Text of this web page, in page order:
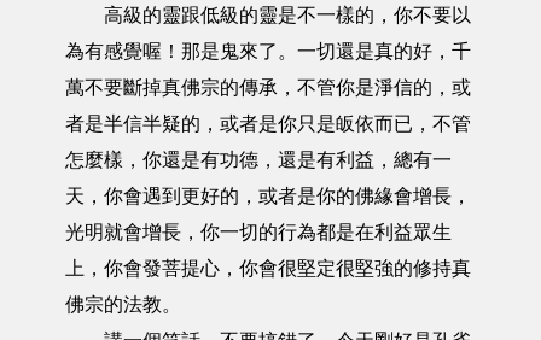
高級的靈跟低級的靈是不一樣的，你不要以
為有感覺喔！那是鬼來了。一切還是真的好，千
萬不要斷掉真佛宗的傳承，不管你是淨信的，或
者是半信半疑的，或者是你只是皈依而已，不管
怎麼樣，你還是有功德，還是有利益，總有一
天，你會遇到更好的，或者是你的佛緣會增長，
光明就會增長，你一切的行為都是在利益眾生
上，你會發菩提心，你會很堅定很堅強的修持真
佛宗的法教。